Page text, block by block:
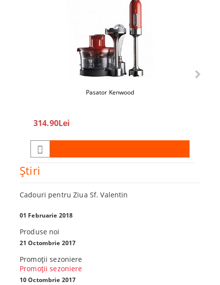
Pasator Kenwood
314.90Lei
Ştiri
Cadouri pentru Ziua Sf. Valentin
01 Februarie 2018
Produse noi
21 Octombrie 2017
Promoţii sezoniere
Promoţii sezoniere
10 Octombrie 2017